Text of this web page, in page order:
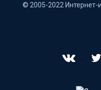
© 2005-2022